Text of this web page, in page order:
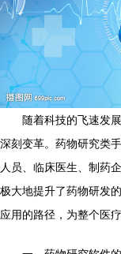
随着科技的飞速发
深刻变革。药物研究类
人员、临床医生、制药
极大地提升了药物研发
应用的路径，为整个医